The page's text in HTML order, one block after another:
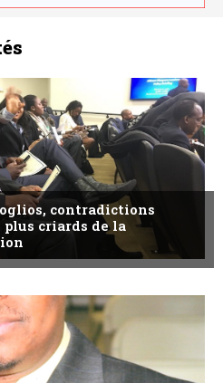
contradictions
criards de la